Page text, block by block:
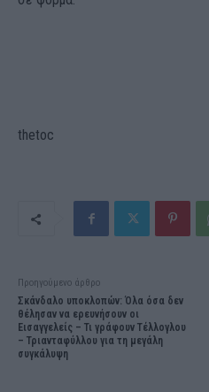
thetoc
Προηγούμενο άρθρο
Σκάνδαλο υποκλοπών: Όλα όσα δεν
θέλησαν να ερευνήσουν οι
Εισαγγελείς – Τι γράφουν Τέλλογλου
– Τριανταφύλλου για τη μεγάλη
συγκάλυψη